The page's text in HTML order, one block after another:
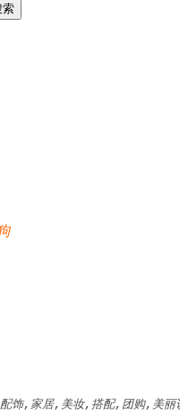
索
饰,家居,美妆,搭配,团购,美丽